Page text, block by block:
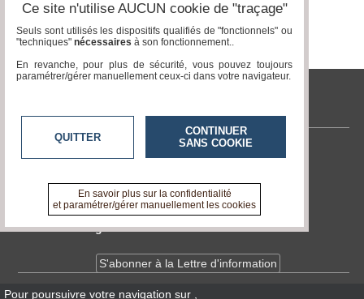
Prémium
Inscription
annuaire
Accèstvlocale.fr
Contactez-nous
A propos de tvlocale.fr
Devenir délégué
S'abonner à la Lettre d'information
Pour poursuivre votre navigation sur
Ce site n'utilise AUCUN cookie de "traçage"
Seuls sont utilisés les dispositifs qualifiés de "fonctionnels" ou
"techniques" nécessaires à son fonctionnement..
En revanche, pour plus de sécurité, vous pouvez toujours
paramétrer/gérer manuellement ceux-ci dans votre navigateur.
QUITTER
CONTINUER
SANS COOKIE
En savoir plus sur la confidentialité
et paramétrer/gérer manuellement les cookies